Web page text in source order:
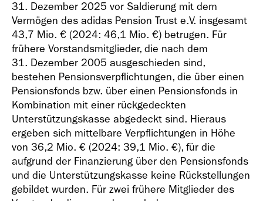
31. Dezember 2025 vor Saldierung mit dem
Vermögen des adidas Pension Trust e.V. insgesamt
43,7 Mio. € (2024: 46,1 Mio. €) betrugen. Für
frühere Vorstandsmitglieder, die nach dem
31. Dezember 2005 ausgeschieden sind,
bestehen Pensionsverpflichtungen, die über einen
Pensionsfonds bzw. über einen Pensionsfonds in
Kombination mit einer rückgedeckten
Unterstützungskasse abgedeckt sind. Hieraus
ergeben sich mittelbare Verpflichtungen in Höhe
von 36,2 Mio. € (2024: 39,1 Mio. €), für die
aufgrund der Finanzierung über den Pensionsfonds
und die Unterstützungskasse keine Rückstellungen
gebildet wurden. Für zwei frühere Mitglieder des